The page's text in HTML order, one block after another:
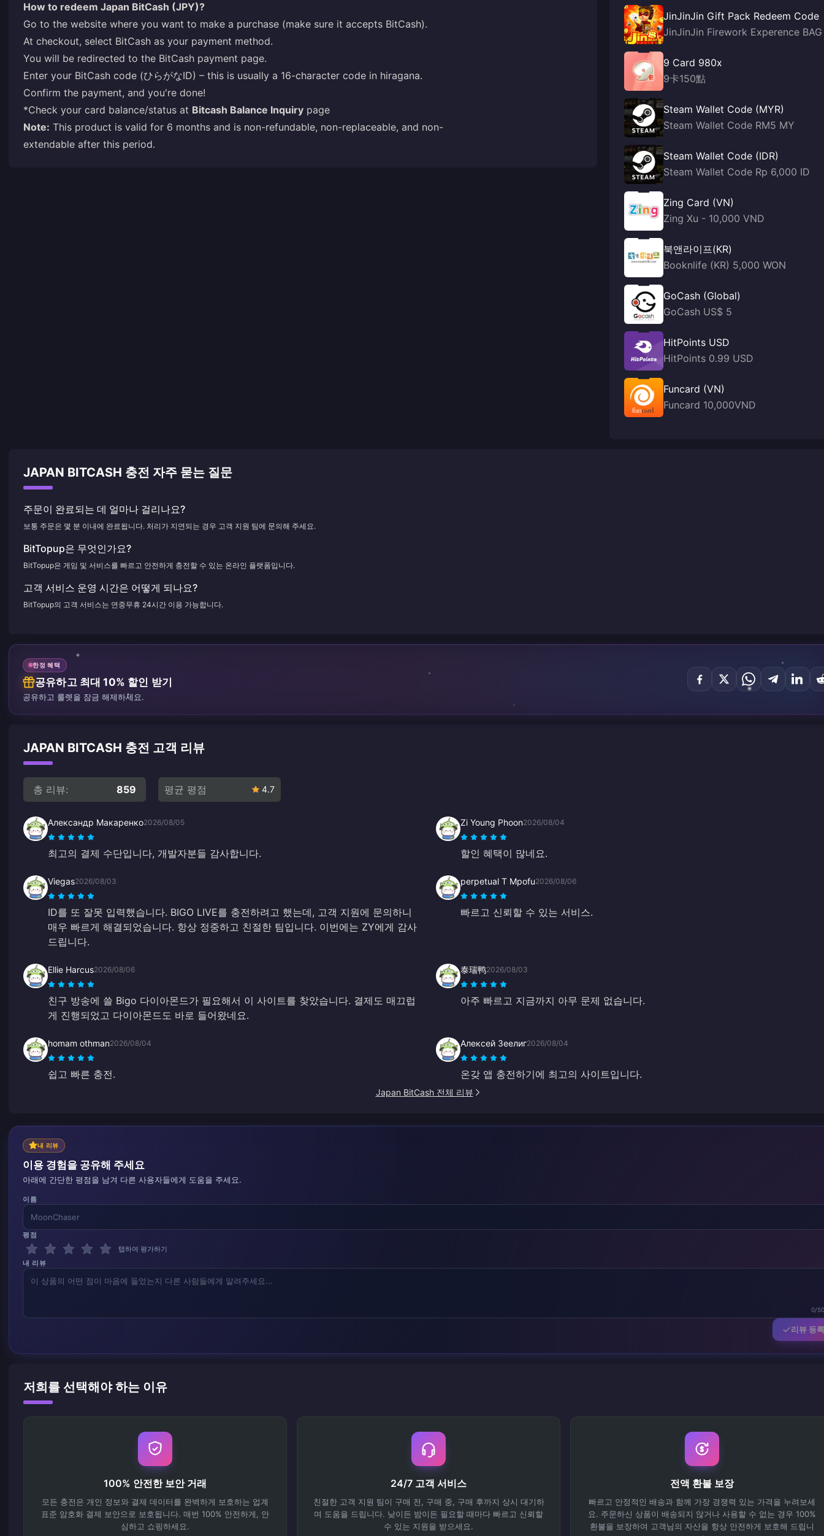
How to redeem Japan BitCash (JPY)?
Go to the website where you want to make a purchase (make sure it accepts BitCash).
At checkout, select BitCash as your payment method.
You will be redirected to the BitCash payment page.
Enter your BitCash code (ひらがなID) – this is usually a 16-character code in hiragana.
Confirm the payment, and you're done!
*Check your card balance/status at Bitcash Balance Inquiry page
Note: This product is valid for 6 months and is non-refundable, non-replaceable, and non-
extendable after this period.
JinJinJin Gift Pack Redeem Code
JinJinJin Firework Experence BAG
9 Card 980x
9卡150點
Steam Wallet Code (MYR)
Steam Wallet Code RM5 MY
Steam Wallet Code (IDR)
Steam Wallet Code Rp 6,000 ID
Zing Card (VN)
Zing Xu - 10,000 VND
북앤라이프(KR)
Booknlife (KR) 5,000 WON
GoCash (Global)
GoCash US$ 5
HitPoints USD
HitPoints 0.99 USD
Funcard (VN)
Funcard 10,000VND
JAPAN BITCASH 충전 자주 묻는 질문
주문이 완료되는 데 얼마나 걸리나요?
보통 주문은 몇 분 이내에 완료됩니다. 처리가 지연되는 경우 고객 지원 팀에 문의해 주세요.
BitTopup은 무엇인가요?
BitTopup은 게임 및 서비스를 빠르고 안전하게 충전할 수 있는 온라인 플랫폼입니다.
고객 서비스 운영 시간은 어떻게 되나요?
BitTopup의 고객 서비스는 연중무휴 24시간 이용 가능합니다.
한정 혜택
공유하고 최대 10% 할인 받기
공유하고 룰렛을 잠금 해제하세요.
JAPAN BITCASH 충전 고객 리뷰
총 리뷰: 859 평균 평점 4.7
Александр Макаренко2026/08/05
최고의 결제 수단입니다, 개발자분들 감사합니다.
Zi Young Phoon2026/08/04
할인 혜택이 많네요.
Viegas2026/08/03
ID를 또 잘못 입력했습니다. BIGO LIVE를 충전하려고 했는데, 고객 지원에 문의하니
매우 빠르게 해결되었습니다. 항상 정중하고 친절한 팀입니다. 이번에는 ZY에게 감사
드립니다.
perpetual T Mpofu2026/08/06
빠르고 신뢰할 수 있는 서비스.
Ellie Harcus2026/08/06
친구 방송에 쓸 Bigo 다이아몬드가 필요해서 이 사이트를 찾았습니다. 결제도 매끄럽
게 진행되었고 다이아몬드도 바로 들어왔네요.
泰瑞鸭2026/08/03
아주 빠르고 지금까지 아무 문제 없습니다.
homam othman2026/08/04
쉽고 빠른 충전.
Алексей Зеелиг2026/08/04
온갖 앱 충전하기에 최고의 사이트입니다.
Japan BitCash 전체 리뷰
내 리뷰
이용 경험을 공유해 주세요
아래에 간단한 평점을 남겨 다른 사용자들에게 도움을 주세요.
이름
평점
탭하여 평가하기
내 리뷰
0/
리뷰 등록
저희를 선택해야 하는 이유
100% 안전한 보안 거래
모든 충전은 개인 정보와 결제 데이터를 완벽하게 보호하는 업계
표준 암호화 결제 보안으로 보호됩니다. 매번 100% 안전하게, 안
심하고 쇼핑하세요.
24/7 고객 서비스
친절한 고객 지원 팀이 구매 전, 구매 중, 구매 후까지 상시 대기하
며 도움을 드립니다. 낮이든 밤이든 필요할 때마다 빠르고 신뢰할
수 있는 지원을 받으세요.
전액 환불 보장
빠르고 안정적인 배송과 함께 가장 경쟁력 있는 가격을 누려보세
요. 주문하신 상품이 배송되지 않거나 사용할 수 없는 경우 100%
환불을 보장하여 고객님의 자산을 항상 안전하게 보호해 드립니